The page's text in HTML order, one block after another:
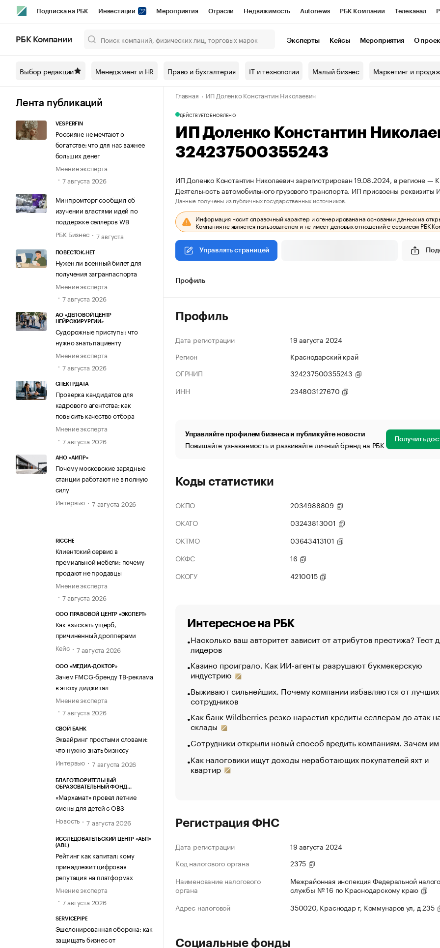
Подписка на РБК Инвестиции Мероприятия Отрасли Недвижимость Autonews РБК Компании Телеканал
Спецпроекты СПб Конференции СПб Спецпроекты Проверка контрагентов
Технологии и медиа Рынок наличной валюты
РБК Компании Эксперты Кейсы Мероприятия О
Выбор редакции Менеджмент и HR Право и бухгалтерия IT и технологии Малый бизнес Маркетинг и
Лента публикаций
VESPERFIN
Россияне не мечтают о
богатстве: что для нас важнее
больших денег
Мнение эксперта
7 августа 2026
Минпромторг сообщил об
изучении властями идей по
поддержке селлеров WB
РБК Бизнес
7 августа
ПОВЕСТОК.НЕТ
Нужен ли военный билет для
получения загранпаспорта
Мнение эксперта
7 августа 2026
АО «ДЕЛОВОЙ ЦЕНТР
НЕЙРОХИРУРГИИ»
Судорожные приступы: что
нужно знать пациенту
Мнение эксперта
7 августа 2026
СПЕКТРДАТА
Проверка кандидатов для
кадрового агентства: как
повысить качество отбора
Мнение эксперта
7 августа 2026
АНО «АИПР»
Почему московские зарядные
станции работают не в полную
силу
Интервью
7 августа 2026
RICCHE
Клиентский сервис в
премиальной мебели: почему
продают не продавцы
Мнение эксперта
7 августа 2026
ООО ПРАВОВОЙ ЦЕНТР «ЭКСПЕРТ»
Как взыскать ущерб,
причиненный дропперами
Кейс
7 августа 2026
ООО «МЕДИА-ДОКТОР»
Зачем FMCG-бренду ТВ-реклама
в эпоху диджитал
Мнение эксперта
7 августа 2026
СВОЙ БАНК
Эквайринг простыми словами:
что нужно знать бизнесу
Интервью
7 августа 2026
БЛАГОТВОРИТЕЛЬНЫЙ
ОБРАЗОВАТЕЛЬНЫЙ ФОНД
«Мархамат» провел летние
смены для детей с ОВЗ
Новость
7 августа 2026
ИССЛЕДОВАТЕЛЬСКИЙ ЦЕНТР «АБП»
(ABL)
Рейтинг как капитал: кому
принадлежит цифровая
репутация на платформах
Мнение эксперта
7 августа 2026
SERVICEPIPE
Эшелонированная оборона: как
защищать бизнес от
Главная ИП Доленко Константин Николаевич
ДЕЙСТВУЕТОБНОВЛЕНО
ИП Доленко Константин
324237500355243
ИП Доленко Константин Николаевич зарегистрирован 19.08.2024, в регионе —
Деятельность автомобильного грузового транспорта. ИП присвоены
Данные получены из публичных государственных источников.
Информация носит справочный характер и сгенерирована на основании данных из
Компания не является пользователем и не имеет деловых отношений с сервисом РБК
Управлять страницей
Профиль
Профиль
Дата регистрации
19 августа 2024
Регион
Краснодарский край
ОГРНИП
324237500355243
ИНН
234803127670
Управляйте профилем бизнеса и публикуйте новости
Повышайте узнаваемость и развивайте личный бренд на РБК Получить
Коды статистики
ОКПО
2034988809
ОКАТО
03243813001
ОКТМО
03643413101
ОКФС
16
ОКОГУ
4210015
Интересное на РБК
Насколько ваш авторитет зависит от атрибутов престижа? Тест
лидеров
Казино проиграло. Как ИИ-агенты разрушают букмекерскую
индустрию
Выживают сильнейших. Почему компании избавляются от лучших
сотрудников
Как банк Wildberries резко нарастил кредиты селлерам до атак
склады
Сотрудники открыли новый способ вредить компаниям. Зачем
Как налоговики ищут доходы неработающих покупателей яхт и
квартир
Регистрация ФНС
Дата регистрации
19 августа 2024
Код налогового органа
2375
Наименование налогового
органа
Межрайонная инспекция Федеральной
службы № 16 по Краснодарскому краю
Адрес налоговой
350020, Краснодар г, Коммунаров ул, д 235
Социальные фонды